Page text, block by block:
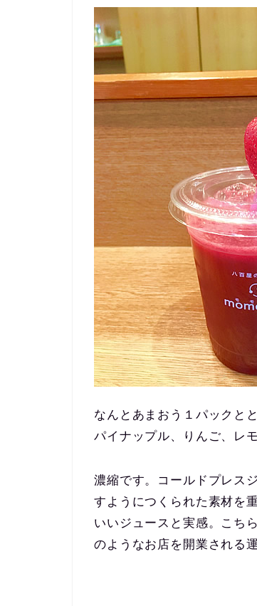
なんとあまおう１パックと
パイナップル、りんご、レ
濃縮です。コールドプレス
すようにつくられた素材を
いいジュースと実感。こち
のようなお店を開業される